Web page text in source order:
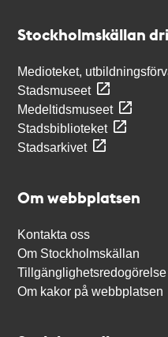
Stockholmskällan
Medioteket,
Stadsmuseet
Medeltidsmuseet
Stadsbiblioteket
Stadsarkivet
Om webbplatsen
Kontakta oss
Om Stockholmskällan
Tillgänglighetsredogörelse
Om kakor på webbplatsen